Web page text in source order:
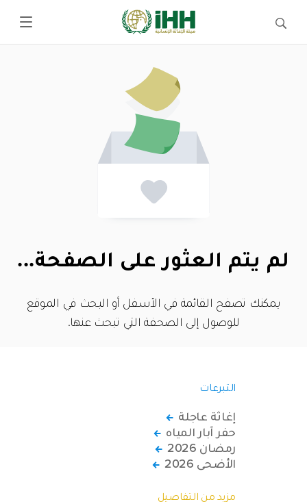
لم يتم العثور على الصفحة...
يمكنك تصفح القائمة في الأسفل أو البحث في الموقع
للوصول إلى الصحفة التي تبحث عنها.
التبرعات
إغاثة عاجلة
حفر آبار المياه
رمضان 2026
الأضحى 2026
مزيد من التفاصيل